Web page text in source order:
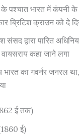
के पश्चात भारत में कंपनी
ब्रिटिश क्राउन को दे
संसद द्वारा पारित
कहा जाने लगा
का गवर्नर जनरल
ई तक)
ई)